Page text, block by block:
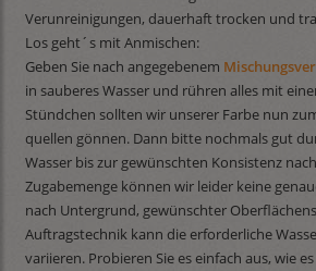
Verunreinigungen, dauerhaft trocken und
Los geht´s mit Anmischen:
Geben Sie nach angegebenem
in sauberes Wasser und rühren alles mit
Stündchen sollten wir unserer Farbe nun
quellen gönnen. Dann bitte nochmals gut
Wasser bis zur gewünschten Konsistenz
Zugabemenge können wir leider keine
nach Untergrund, gewünschter
Auftragstechnik kann die erforderliche
variieren. Probieren Sie es einfach aus, wie